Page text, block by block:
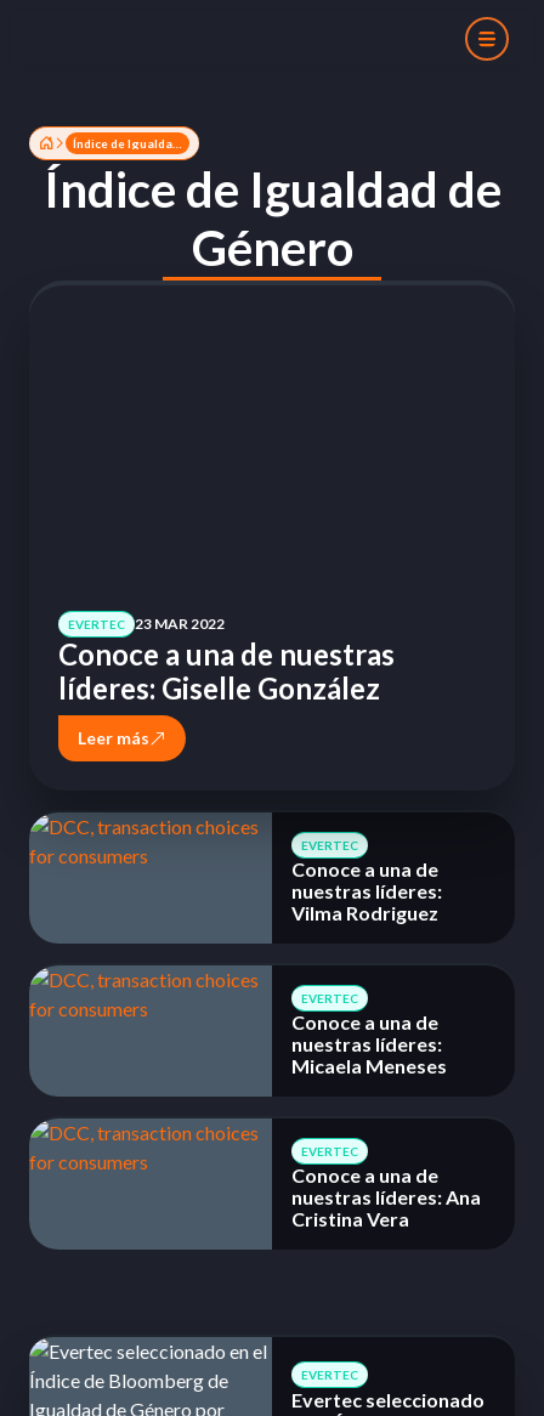
Índice de Igualdad de
Género
EVERTEC 23 MAR 2022
Conoce a una de nuestras
líderes: Giselle González
Leer más
EVERTEC
Conoce a una de
nuestras líderes:
Vilma Rodriguez
EVERTEC
Conoce a una de
nuestras líderes:
Micaela Meneses
EVERTEC
Conoce a una de
nuestras líderes: Ana
Cristina Vera
EVERTEC
Evertec seleccionado